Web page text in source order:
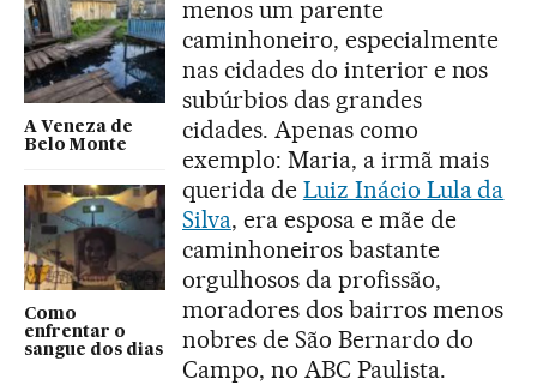
A Veneza de
Belo Monte
Como
enfrentar o
sangue dos dias
menos um parente
caminhoneiro, especialmente
nas cidades do interior e nos
subúrbios das grandes
cidades. Apenas como
exemplo: Maria, a irmã mais
querida de Luiz Inácio Lula da
Silva, era esposa e mãe de
caminhoneiros bastante
orgulhosos da profissão,
moradores dos bairros menos
nobres de São Bernardo do
Campo, no ABC Paulista.